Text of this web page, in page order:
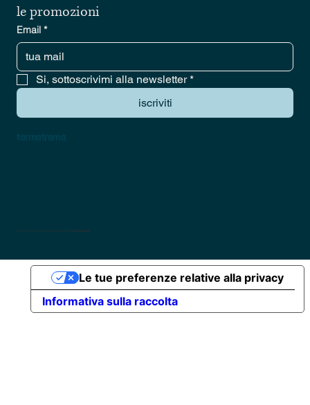
le promozioni
Email *
Si, sottoscrivimi alla newsletter *
iscriviti
kristiandodaj
Informativa sulla raccolta
Le tue preferenze relative alla privacy